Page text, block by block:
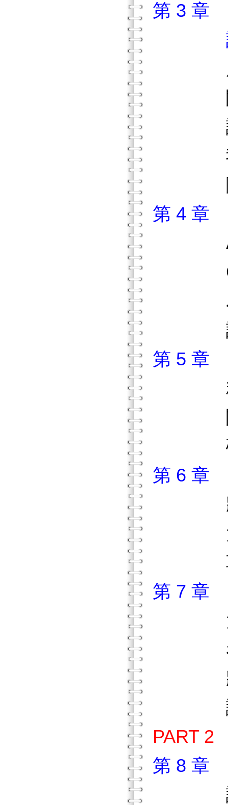
第 3 章
誰有
康乃
閱讀
讀寫
我們
第 4 章
為何
語
第 5 章
粒
閱讀
破
第 6 章
將大
大腦
革命
第 7 章
大腦
看見
將一
讓科
PART 2
第 8 章
讀寫